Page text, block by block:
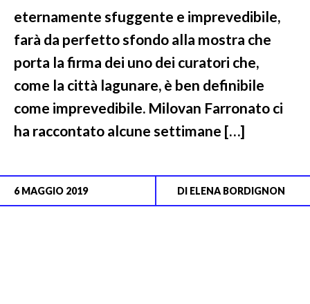
eternamente sfuggente e imprevedibile,
farà da perfetto sfondo alla mostra che
porta la firma dei uno dei curatori che,
come la città lagunare, è ben definibile
come imprevedibile. Milovan Farronato ci
ha raccontato alcune settimane […]
6 MAGGIO 2019 DI ELENA BORDIGNON